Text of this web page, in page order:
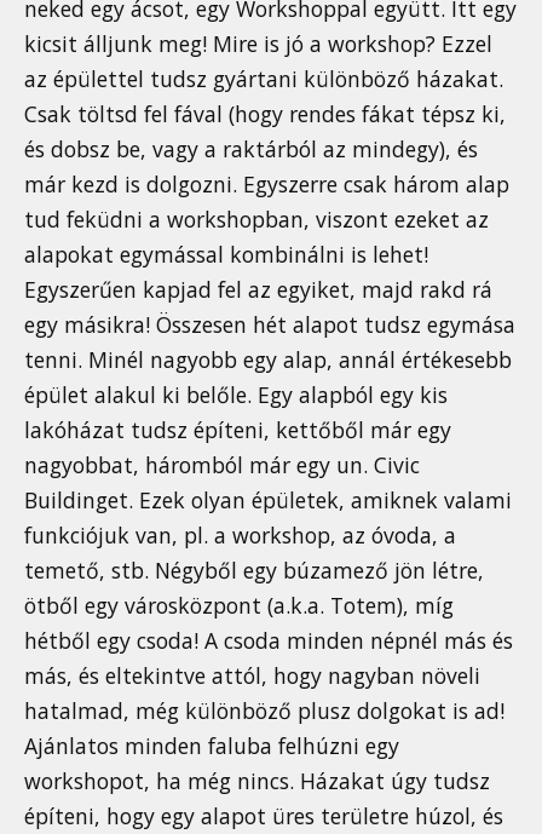
neked egy ácsot, egy Workshoppal együtt. Itt egy
kicsit álljunk meg! Mire is jó a workshop? Ezzel
az épülettel tudsz gyártani különböző házakat.
Csak töltsd fel fával (hogy rendes fákat tépsz ki,
és dobsz be, vagy a raktárból az mindegy), és
már kezd is dolgozni. Egyszerre csak három alap
tud feküdni a workshopban, viszont ezeket az
alapokat egymással kombinálni is lehet!
Egyszerűen kapjad fel az egyiket, majd rakd rá
egy másikra! Összesen hét alapot tudsz egymása
tenni. Minél nagyobb egy alap, annál értékesebb
épület alakul ki belőle. Egy alapból egy kis
lakóházat tudsz építeni, kettőből már egy
nagyobbat, háromból már egy un. Civic
Buildinget. Ezek olyan épületek, amiknek valami
funkciójuk van, pl. a workshop, az óvoda, a
temető, stb. Négyből egy búzamező jön létre,
ötből egy városközpont (a.k.a. Totem), míg
hétből egy csoda! A csoda minden népnél más és
más, és eltekintve attól, hogy nagyban növeli
hatalmad, még különböző plusz dolgokat is ad!
Ajánlatos minden faluba felhúzni egy
workshopot, ha még nincs. Házakat úgy tudsz
építeni, hogy egy alapot üres területre húzol, és